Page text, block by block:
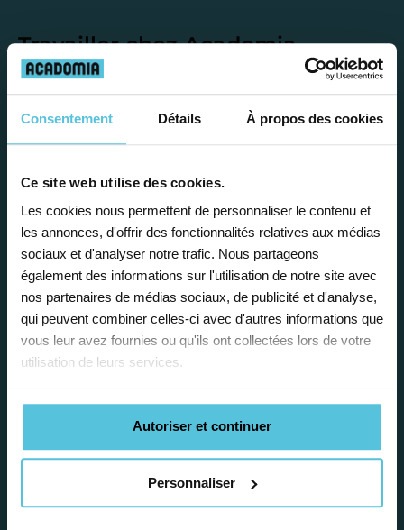
Consentement Détails À propos des cookies
Ce site web utilise des cookies.
Les cookies nous permettent de personnaliser le contenu et
les annonces, d'offrir des fonctionnalités relatives aux médias
sociaux et d'analyser notre trafic. Nous partageons
également des informations sur l'utilisation de notre site avec
nos partenaires de médias sociaux, de publicité et d'analyse,
qui peuvent combiner celles-ci avec d'autres informations que
vous leur avez fournies ou qu'ils ont collectées lors de votre
utilisation de leurs services.
Autoriser et continuer
Personnaliser
Travailler chez Acadomia
présente de
Enseignez près de chez vous, selon
vos horaires
Afin de garantir le meilleur
accompagnement, nous organisons votre
emploi du temps en fonction de votre profil,